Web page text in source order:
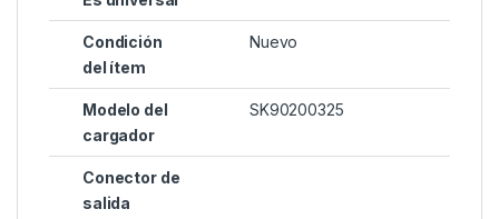
Condición
del ítem
Nuevo
Modelo del
cargador
SK90200325
Conector de
salida